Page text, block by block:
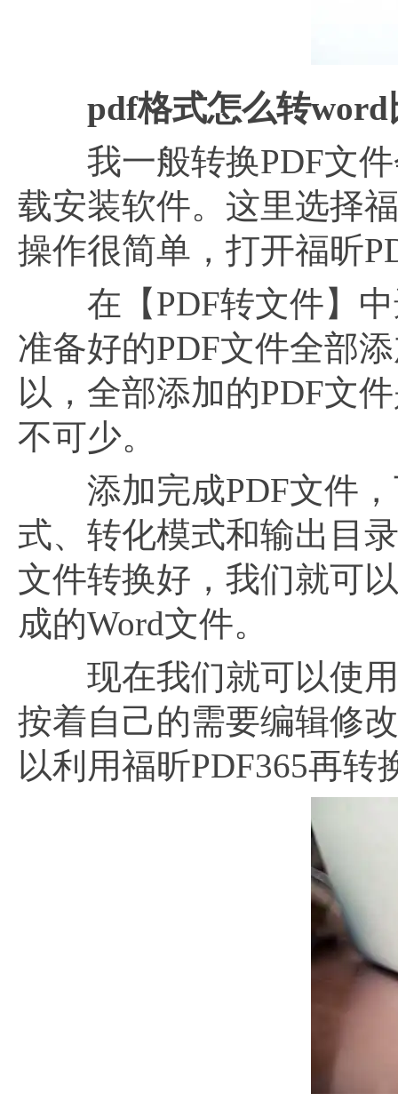
pdf格式怎么转word
我一般转换PDF文件
载安装软件。这里选择
操作很简单，打开福昕
在【PDF转文件】中
准备好的PDF文件全部
以，全部添加的PDF文
不可少。
添加完成PDF文件，
式、转化模式和输出目
文件转换好，我们就可
成的Word文件。
现在我们就可以使用
按着自己的需要编辑修
以利用福昕PDF365再转